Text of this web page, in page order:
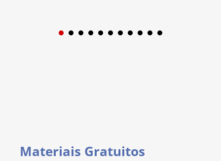
1 2 3
Materiais Gratuitos